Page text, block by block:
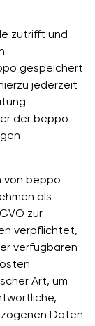
zutrifft und
gespeichert
jederzeit
der beppo
von beppo
als
zur
verpflichtet,
verfügbaren
Art, um
Daten